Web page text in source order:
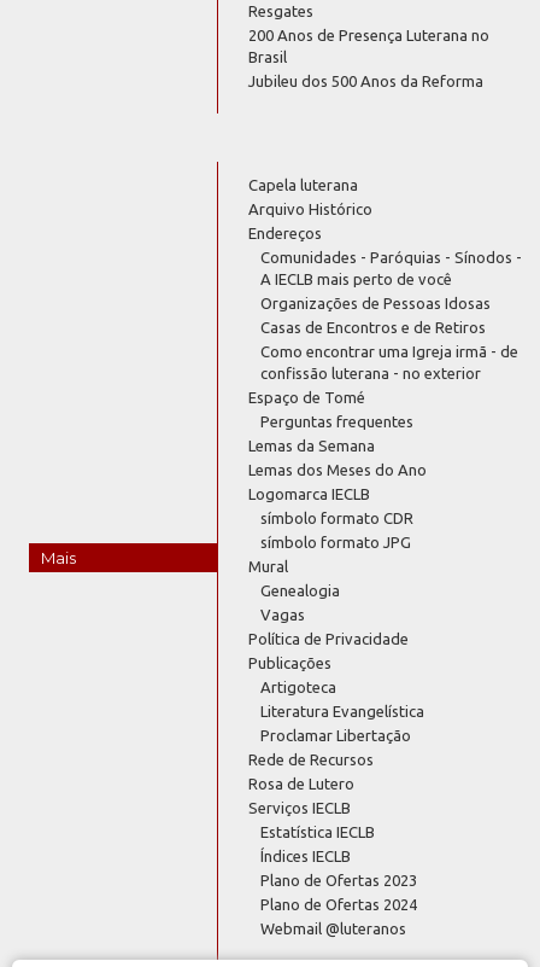
Resgates
200 Anos de Presença Luterana no
Brasil
Jubileu dos 500 Anos da Reforma
Mais
Capela luterana
Arquivo Histórico
Endereços
Comunidades - Paróquias - Sínodos -
A IECLB mais perto de você
Organizações de Pessoas Idosas
Casas de Encontros e de Retiros
Como encontrar uma Igreja irmã - de
confissão luterana - no exterior
Espaço de Tomé
Perguntas frequentes
Lemas da Semana
Lemas dos Meses do Ano
Logomarca IECLB
símbolo formato CDR
símbolo formato JPG
Mural
Genealogia
Vagas
Política de Privacidade
Publicações
Artigoteca
Literatura Evangelística
Proclamar Libertação
Rede de Recursos
Rosa de Lutero
Serviços IECLB
Estatística IECLB
Índices IECLB
Plano de Ofertas 2023
Plano de Ofertas 2024
Webmail @luteranos